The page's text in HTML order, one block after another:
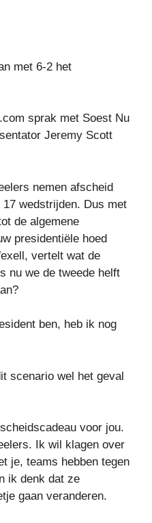
met 6-2 het
sprak met Soest Nu
Jeremy Scott
nemen afscheid
wedstrijden. Dus met
de algemene
presidentiële hoed
vertelt wat de
nu we de tweede helft
ben, heb ik nog
scenario wel het geval
voor jou.
Ik wil klagen over
je, teams hebben tegen
ik denk dat ze
gaan veranderen.